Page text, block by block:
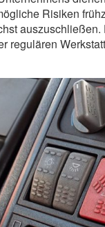
Risiken
auszuschließen.
regulären